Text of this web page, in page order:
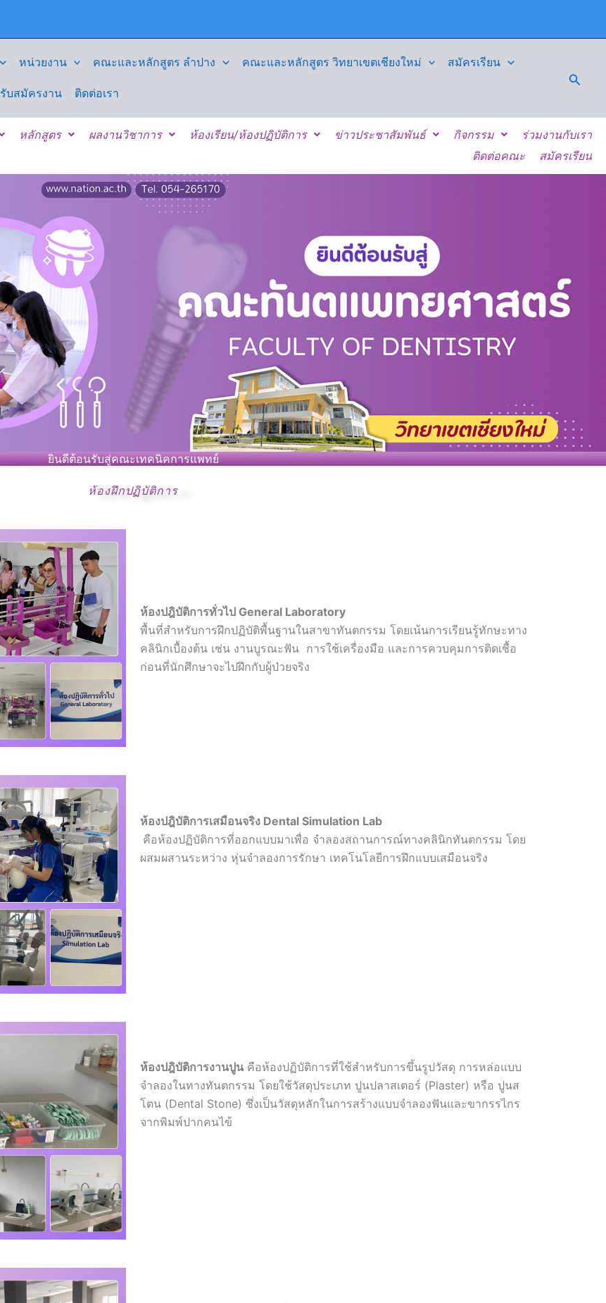
หน่วยงาน คณะและหลักสูตร ลำปาง คณะและหลักสูตร วิทยาเขตเชียงใหม่ สมัครเรียน
รับสมัครงาน ติดต่อเรา
หลักสูตร ผลงานวิชาการ ห้องเรียน/ห้องปฏิบัติการ ข่าวประชาสัมพันธ์ กิจกรรม
ร่วมงานกับเรา
ติดต่อคณะ
สมัครเรียน
ยินดีต้อนรับสู่คณะเทคนิคการแพทย์
ห้องฝึกปฏิบัติการ
ห้องปฎิบัติการทั่วไป General Laboratory
พื้นที่สำหรับการฝึกปฏิบัติพื้นฐานในสาขาทันตกรรม โดยเน้นการเรียนรู้ทักษะทาง
คลินิกเบื้องต้น เช่น งานบูรณะฟัน การใช้เครื่องมือ และการควบคุมการติดเชื้อ
ก่อนที่นักศึกษาจะไปฝึกกับผู้ป่วยจริง
ห้องปฎิบัติการเสมือนจริง Dental Simulation Lab
คือห้องปฏิบัติการที่ออกแบบมาเพื่อ จำลองสถานการณ์ทางคลินิกทันตกรรม โดย
ผสมผสานระหว่าง หุ่นจำลองการรักษา เทคโนโลยีการฝึกแบบเสมือนจริง
ห้องปฎิบัติการงานปูน คือห้องปฏิบัติการที่ใช้สำหรับการขึ้นรูปวัสดุ การหล่อแบบ
จำลองในทางทันตกรรม โดยใช้วัสดุประเภท ปูนปลาสเตอร์ (Plaster) หรือ ปูนส
โตน (Dental Stone) ซึ่งเป็นวัสดุหลักในการสร้างแบบจำลองฟันและขากรรไกร
จากพิมพ์ปากคนไข้